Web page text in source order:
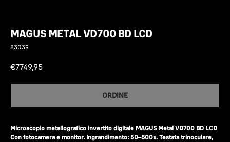
MAGUS METAL VD700 BD LCD
83039
€7749,95
ORDINE
Microscopio metallografico invertito digitale MAGUS Metal VD700 BD LCD
Con fotocamera e monitor. Ingrandimento: 50–500х. Testata trinoculare,